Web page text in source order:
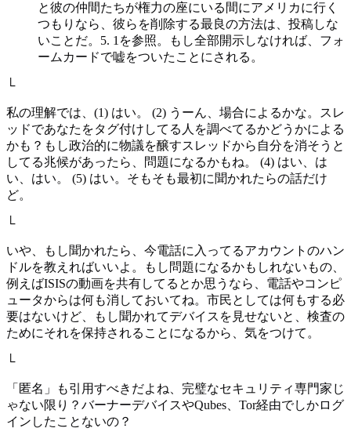
と彼の仲間たちが権力の座にいる間にアメリカに行く
つもりなら、彼らを削除する最良の方法は、投稿しな
いことだ。5. 1を参照。もし全部開示しなければ、フォ
ームカードで嘘をついたことにされる。
└
私の理解では、(1) はい。 (2) うーん、場合によるかな。スレ
ッドであなたをタグ付けしてる人を調べてるかどうかによる
かも？もし政治的に物議を醸すスレッドから自分を消そうと
してる兆候があったら、問題になるかもね。 (4) はい、は
い、はい。 (5) はい。そもそも最初に聞かれたらの話だけ
ど。
└
いや、もし聞かれたら、今電話に入ってるアカウントのハン
ドルを教えればいいよ。もし問題になるかもしれないもの、
例えばISISの動画を共有してるとか思うなら、電話やコンピ
ュータからは何も消しておいてね。市民としては何もする必
要はないけど、もし聞かれてデバイスを見せないと、検査の
ためにそれを保持されることになるから、気をつけて。
└
「匿名」も引用すべきだよね、完璧なセキュリティ専門家じ
ゃない限り？バーナーデバイスやQubes、Tor経由でしかログ
インしたことないの？